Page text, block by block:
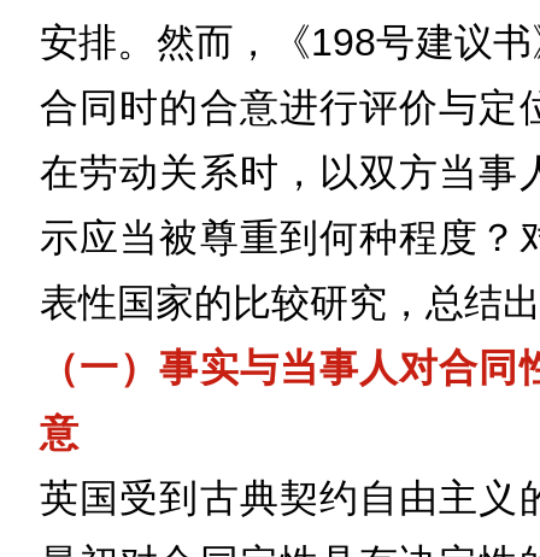
安排。然而，《198号建议
合同时的合意进行评价与定
在劳动关系时，以双方当事
示应当被尊重到何种程度？
表性国家的比较研究，总结
（一）事实与当事人对合
意
英国受到古典契约自由主义